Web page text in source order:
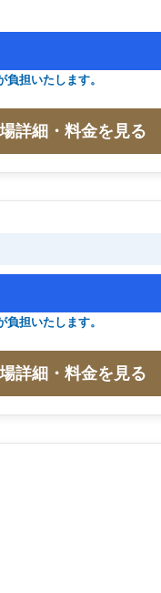
担いたします。
詳細・料金を見る
担いたします。
詳細・料金を見る